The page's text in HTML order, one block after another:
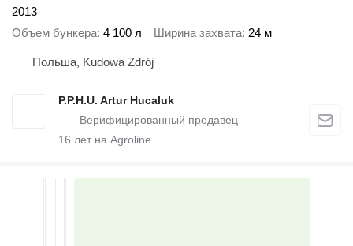
2013
Объем бункера 4 100 л Ширина захвата 24 м
Польша, Kudowa Zdrój
P.P.H.U. Artur Hucaluk
16 лет на Agroline